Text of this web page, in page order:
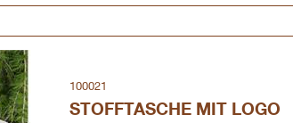
100021
STOFFTASCHE MIT LOGO